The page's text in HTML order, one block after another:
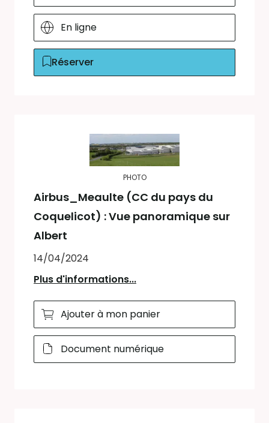
En ligne
Réserver
PHOTO
Airbus_Meaulte (CC du pays du
Coquelicot) : Vue panoramique sur
Albert
14/04/2024
Plus d'informations...
Ajouter à mon panier
Document numérique